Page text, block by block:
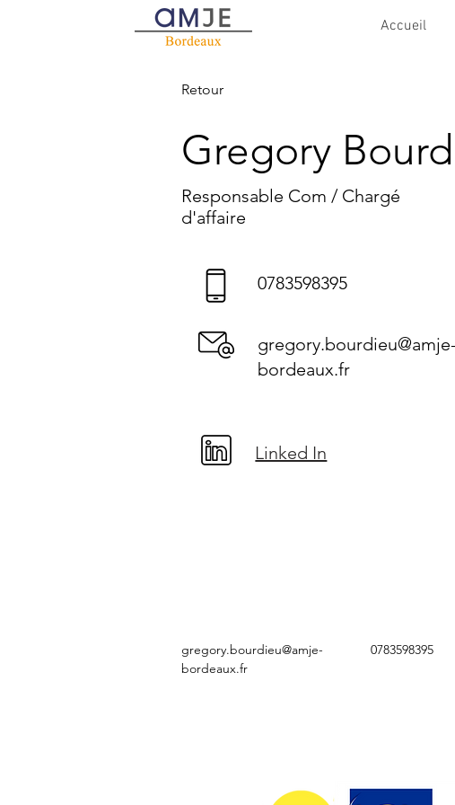
Accueil
Retour
Gregory
Responsable Com / Chargé
d'affaire
0783598395
gregory.bourdieu@amje-
bordeaux.fr
Linked In
gregory.bourdieu@amje-
bordeaux.fr
0783598395